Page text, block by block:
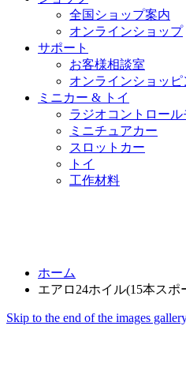
全国ショップ案内
オンラインショップ
サポート
お客様相談室
オンラインショッピ
ミニカー & トイ
ラジオコントロール
ミニチュアカー
スロットカー
トイ
工作材料
ホーム
エアロ24ホイル(15本スポ
Skip to the end of the images